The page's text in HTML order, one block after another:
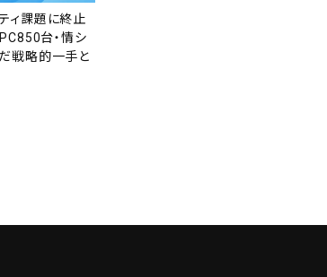
ィ課題に終止
台・情シ
戦略的一手と